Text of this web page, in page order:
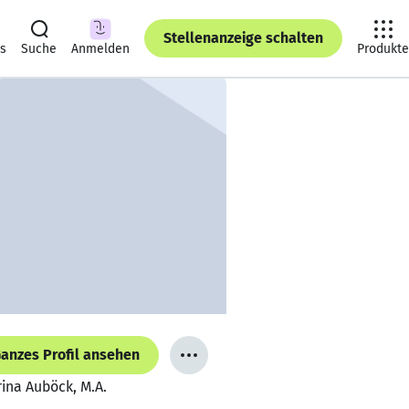
Suche Anmelden
Stellenanzeige schalten
Produkte
Profil ansehen
Auböck, M.A.